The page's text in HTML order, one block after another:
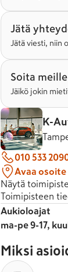
Jätä
Jätä viesti, niin
Soita meille
Jäikö jokin
K-
010 533
Avaa osoite
Näytä
Toimipisteen
Aukioloajat
ma-pe 9-17,
Miksi